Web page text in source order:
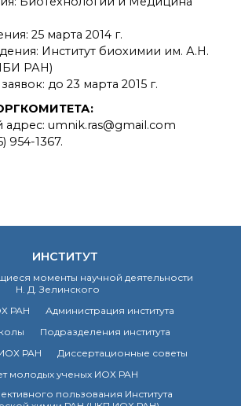
25 марта 2014 г.
Институт биохимии им. А.Н.
РАН)
до 23 марта 2015 г.
umnik.ras@gmail.com
954-1367.
ИНСТИТУТ
моменты научной деятельности
Н. Д. Зелинского
РАН
Администрация института
Подразделения института
РАН
Диссертационные советы
молодых ученых ИОХ РАН
пользования Института